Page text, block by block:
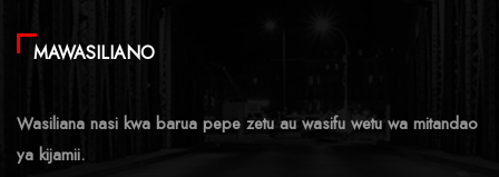
MAWASILIANO
Wasiliana nasi kwa barua pepe zetu au wasifu wetu wa mitandao
ya kijamii.